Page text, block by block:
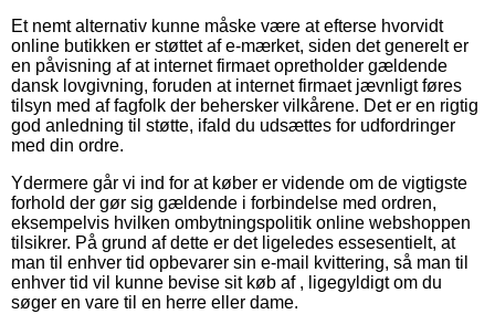
Et nemt alternativ kunne måske være at efterse hvorvidt
online butikken er støttet af e-mærket, siden det generelt er
en påvisning af at internet firmaet opretholder gældende
dansk lovgivning, foruden at internet firmaet jævnligt føres
tilsyn med af fagfolk der behersker vilkårene. Det er en rigtig
god anledning til støtte, ifald du udsættes for udfordringer
med din ordre.
Ydermere går vi ind for at køber er vidende om de vigtigste
forhold der gør sig gældende i forbindelse med ordren,
eksempelvis hvilken ombytningspolitik online webshoppen
tilsikrer. På grund af dette er det ligeledes essesentielt, at
man til enhver tid opbevarer sin e-mail kvittering, så man til
enhver tid vil kunne bevise sit køb af , ligegyldigt om du
søger en vare til en herre eller dame.